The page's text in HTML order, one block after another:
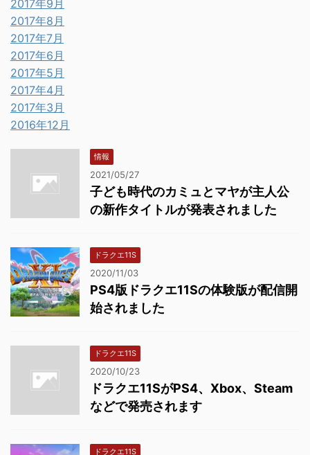
2017年9月
2017年8月
2017年7月
2017年6月
2017年5月
2017年4月
2017年3月
2016年12月
情報
2021/05/27
子ども時代のカミュとマヤが主人公
の新作タイトルが発表されました
ドラクエ11S
2020/11/03
PS4版ドラクエ11Sの体験版が配信開
始されました
ドラクエ11S
2020/10/23
ドラクエ11SがPS4、Xbox、Steam
などで発売されます
ドラクエ11S